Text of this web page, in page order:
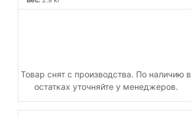
Товар снят с производства. По наличию в
остатках уточняйте у менеджеров.